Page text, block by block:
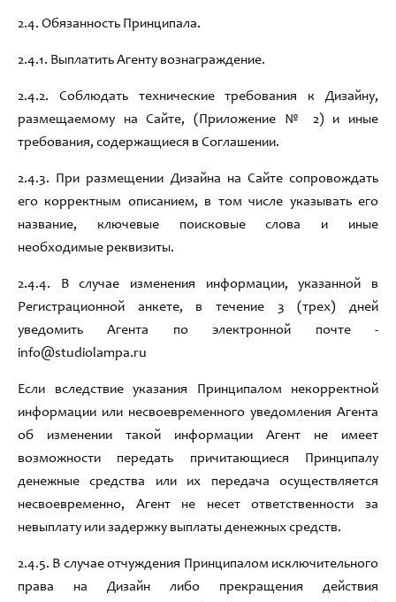
2.4. Обязанность Принципала.
2.4.1. Выплатить Агенту вознаграждение.
2.4.2. Соблюдатьтехнические требования к Дизайну,
размещаемому на Сайте, (Приложение № 2) и
иные
требования, содержащиеся в Соглашении.
2.4.3. При размещении Дизайна на Сайте сопровождать
его корректным описанием, в том числе указывать его
название, ключевые поисковые слова и иные
необходимые реквизиты.
2.4.4. В случае изменения информации,указанной в
Регистрационной анкете, в течение 3 (трех) дней
уведомить Агента по электронной почте -
info@studiolampa.ru
Если вследствие указания Принципалом некорректной
информации или несвоевременного уведомления Агента
об изменении такой информации Агент не имеет
возможности передать причитающиеся Принципалу
денежные средства или их передача осуществляется
несвоевременно, Агент не несет ответственности за
невыплату или задержку выплаты денежных средств.
2.4.5. В случае отчуждения Принципалом исключительного
права на Дизайн либо прекращения действия